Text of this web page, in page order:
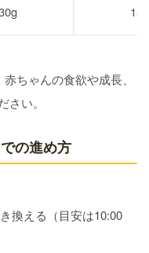
15g
ちゃんの食欲や成長、
い。
の進め方
換える（目安は10:00